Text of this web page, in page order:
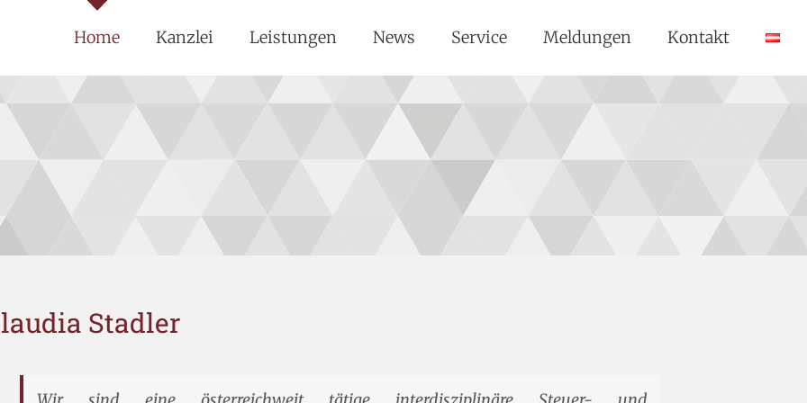
Home Kanzlei Leistungen News Service Meldungen Kontakt
Stadler